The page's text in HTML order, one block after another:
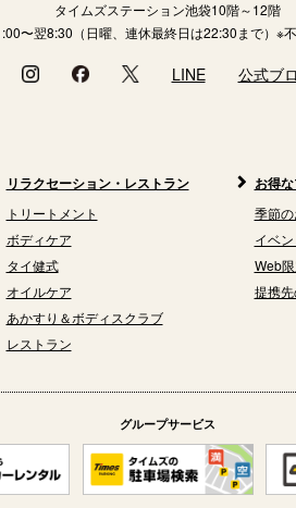
タイムズステーション池袋10階～12階
〜翌8:30（日曜、連休最終日は22:30まで） ※
LINE 公式ブ
リラクセーション・レストラン
トリートメント
ボディケア
タイ健式
オイルケア
あかすり＆ボディスクラブ
レストラン
お得
季節
イベ
Web
提携
グループサービス